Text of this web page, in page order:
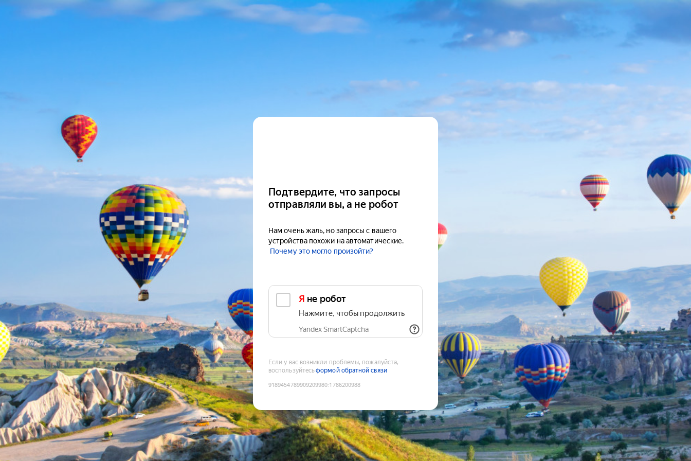
Подтвердите, что запросы
отправляли вы, а не робот
Нам очень жаль, но запросы с вашего
устройства похожи на автоматические.
Почему это могло произойти?
Я не робот
Нажмите, чтобы продолжить
Yandex SmartCaptcha
Если у вас возникли проблемы, пожалуйста,
воспользуйтесьформой обратной связи
9189454789909209980:1786200988